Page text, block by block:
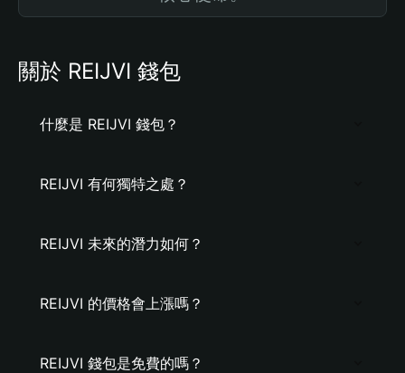
關於 REIJVI 錢包
什麼是 REIJVI 錢包？
REIJVI 有何獨特之處？
REIJVI 未來的潛力如何？
REIJVI 的價格會上漲嗎？
REIJVI 錢包是免費的嗎？